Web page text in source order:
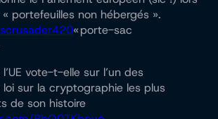
portefeuilles non hébergés ».
« porte-sac
vote-t-elle sur l’un des
sur la cryptographie les plus
de son histoire